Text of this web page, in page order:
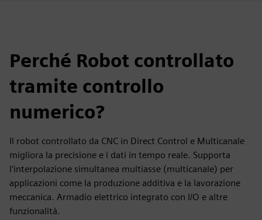
Perché Robot controllato
tramite controllo
numerico?
Il robot controllato da CNC in Direct Control e Multicanale
migliora la precisione e i dati in tempo reale. Supporta
l'interpolazione simultanea multiasse (multicanale) per
applicazioni come la produzione additiva e la lavorazione
meccanica. Armadio elettrico integrato con I/O e altre
funzionalità.